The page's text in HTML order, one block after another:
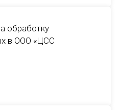
обработку
в ООО «ЦСС